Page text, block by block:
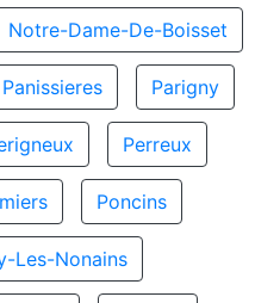
Notre-Dame-De-Boisset
Panissieres Parigny
Perreux
Poncins
Les-Nonains